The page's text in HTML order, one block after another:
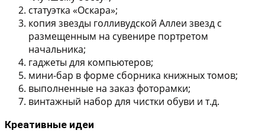
статуэтка «Оскара»;
копия звезды голливудской Аллеи звезд с
размещенным на сувенире портретом
начальника;
гаджеты для компьютеров;
мини-бар в форме сборника книжных томов;
выполненные на заказ фоторамки;
винтажный набор для чистки обуви и т.д.
Креативные идеи